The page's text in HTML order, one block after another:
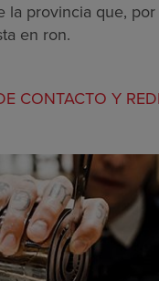
la provincia que,
en ron.
CONTACTO Y